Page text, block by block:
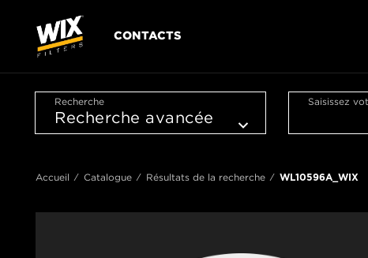
CONTACTS
Recherche Saisissez
Accueil Catalogue Résultats de la recherche WL10596A_WIX